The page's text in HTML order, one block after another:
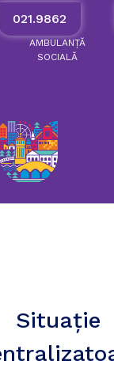
021.9862
AMBULANȚĂ
SOCIALĂ
Situație